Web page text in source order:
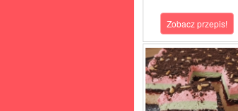
Zobacz przepis!